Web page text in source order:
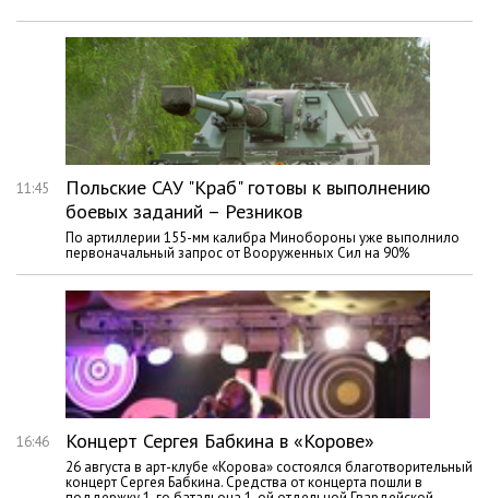
11:45
Польские САУ "Краб" готовы к выполнению
боевых заданий – Резников
По артиллерии 155-мм калибра Минобороны уже выполнило
первоначальный запрос от Вооруженных Сил на 90%
16:46 Концерт Сергея Бабкина в «Корове»
26 августа в арт-клубе «Корова» состоялся благотворительный
концерт Сергея Бабкина. Средства от концерта пошли в